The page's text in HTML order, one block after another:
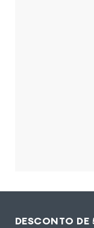
DESCONTO